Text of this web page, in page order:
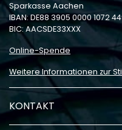
Sparkasse Aachen
IBAN: DE88 3905 0000 1072
BIC: AACSDE33XXX
Online-Spende
Weitere Informationen zur
KONTAKT